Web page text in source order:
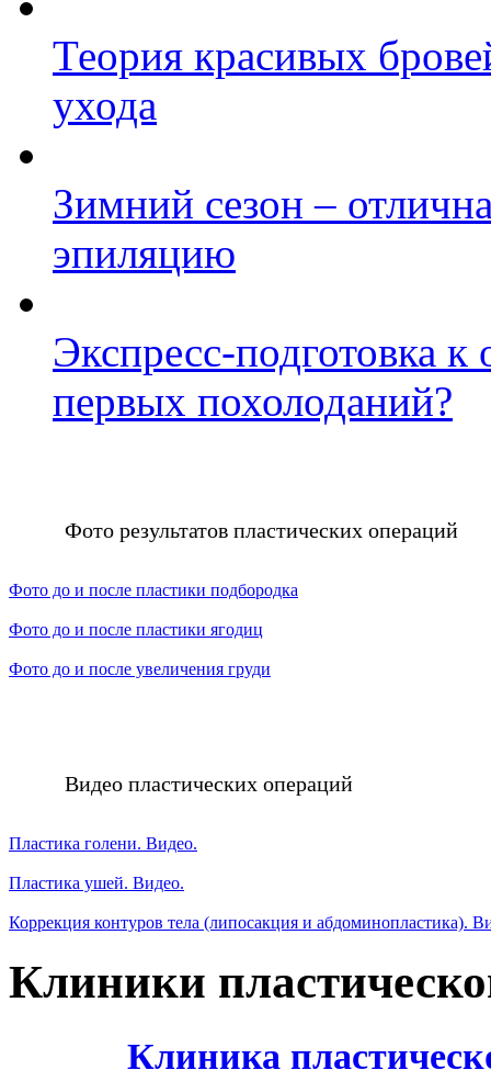
Теория красивых
ухода
Зимний сезон –
эпиляцию
Экспресс-подготовка к
первых похолоданий?
Фото результатов пластических операций
Фото до и после пластики подбородка
Фото до и после пластики ягодиц
Фото до и после увеличения груди
Видео пластических операций
Пластика голени. Видео.
Пластика ушей. Видео.
Коррекция контуров тела (липосакция и абдоминопластика).
Клиники
Клиника